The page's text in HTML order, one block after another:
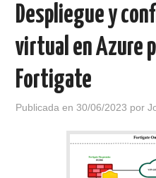
Despliegue y
virtual en Azure
Fortigate
Publicada en30/06/2023 por